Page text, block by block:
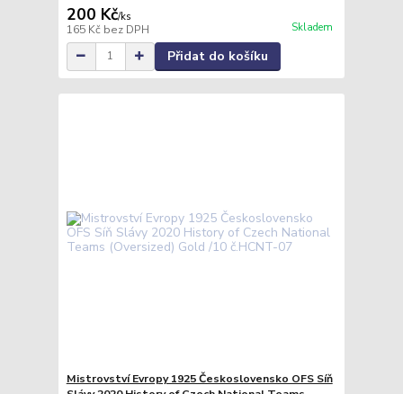
200 Kč/ks
165 Kč bez DPH Skladem
Přidat do košíku
Mistrovství Evropy 1925 Československo OFS Síň